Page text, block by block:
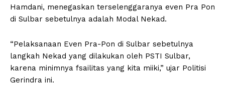
Hamdani, menegaskan terselenggaranya even Pra Pon
di Sulbar sebetulnya adalah Modal Nekad.
“Pelaksanaan Even Pra-Pon di Sulbar sebetulnya
langkah Nekad yang dilakukan oleh PSTI Sulbar,
karena minimnya fsailitas yang kita miiki,” ujar Politisi
Gerindra ini.